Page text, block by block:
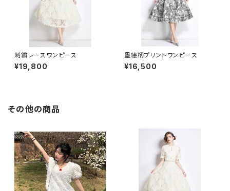
刺繍レースワンピース
¥19,800
墨絵柄プリントワンピース
¥16,500
その他の商品